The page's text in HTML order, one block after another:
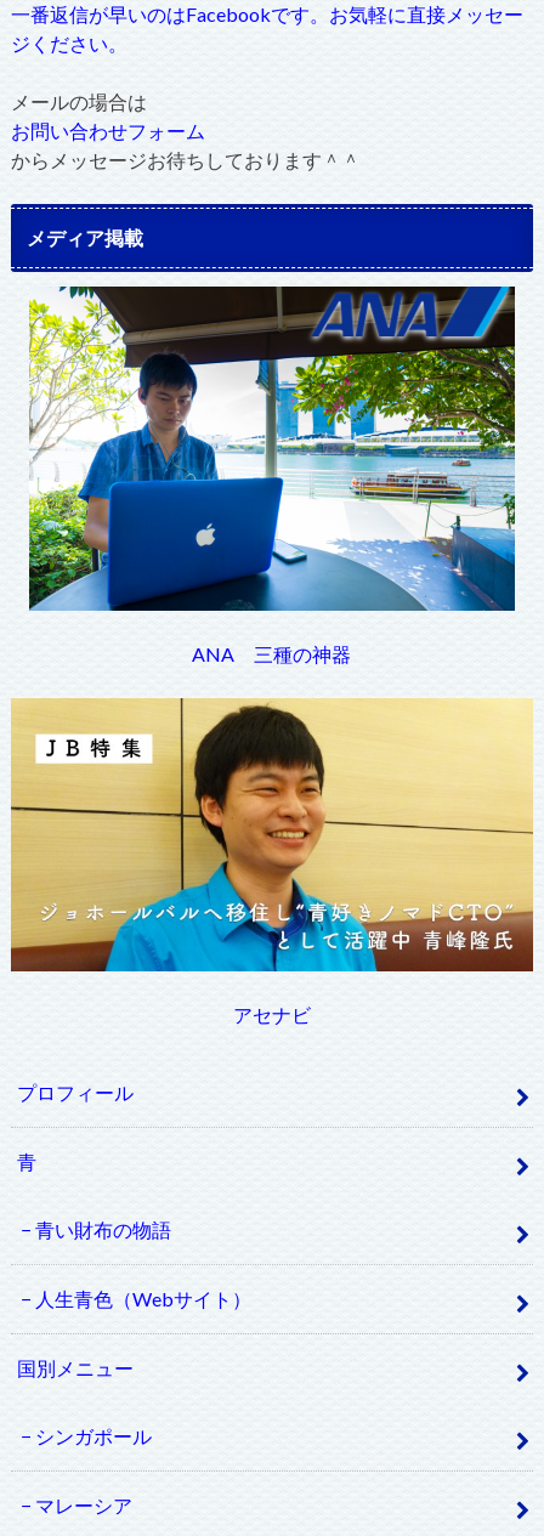
一番返信が早いのはFacebookです。お気軽に直接メッセー
ジください。
メールの場合は
お問い合わせフォーム
からメッセージお待ちしております＾＾
メディア掲載
ANA 三種の神器
アセナビ
プロフィール
青
青い財布の物語
人生青色（Webサイト）
国別メニュー
シンガポール
マレーシア